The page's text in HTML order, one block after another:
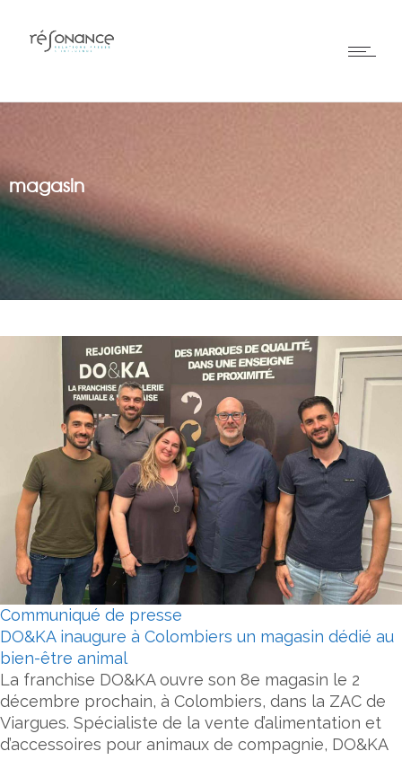
magasin
Communiqué de presse
DO&KA inaugure à Colombiers un magasin dédié au
bien-être animal
La franchise DO&KA ouvre son 8e magasin le 2
décembre prochain, à Colombiers, dans la ZAC de
Viargues. Spécialiste de la vente d’alimentation et
d’accessoires pour animaux de compagnie, DO&KA